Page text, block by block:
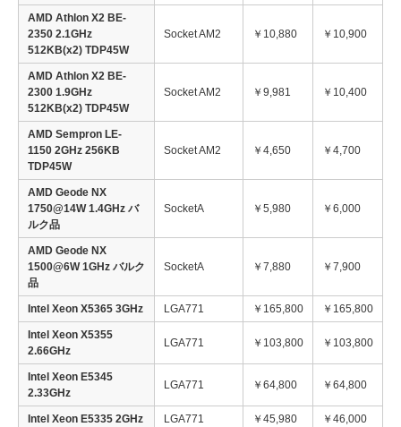
AMD Athlon X2 BE-
2350 2.1GHz
512KB(x2) TDP45W
Socket AM2 ￥10,880 ￥10,900
AMD Athlon X2 BE-
2300 1.9GHz
512KB(x2) TDP45W
Socket AM2 ￥9,981 ￥10,400
AMD Sempron LE-
1150 2GHz 256KB
TDP45W
Socket AM2 ￥4,650 ￥4,700
AMD Geode NX
1750@14W 1.4GHz バ
ルク品
SocketA ￥5,980 ￥6,000
AMD Geode NX
1500@6W 1GHz バルク
品
SocketA ￥7,880 ￥7,900
Intel Xeon X5365 3GHz LGA771 ￥165,800 ￥165,800
Intel Xeon X5355
2.66GHz
LGA771 ￥103,800 ￥103,800
Intel Xeon E5345
2.33GHz
LGA771 ￥64,800 ￥64,800
Intel Xeon E5335 2GHz LGA771 ￥45,980 ￥46,000